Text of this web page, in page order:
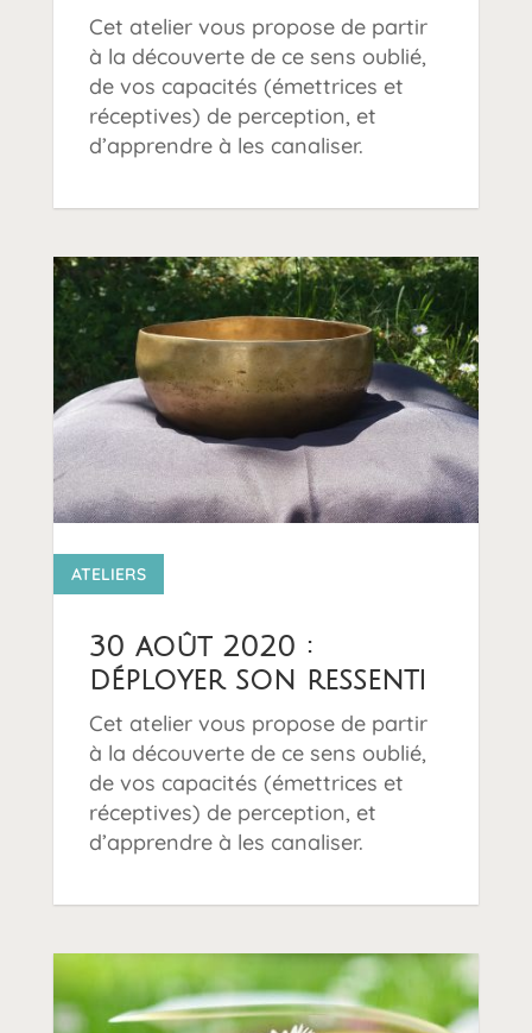
Cet atelier vous propose de partir
à la découverte de ce sens oublié,
de vos capacités (émettrices et
réceptives) de perception, et
d’apprendre à les canaliser.
30 août 2020 :
déployer son ressenti
ATELIERS
Cet atelier vous propose de partir
à la découverte de ce sens oublié,
de vos capacités (émettrices et
réceptives) de perception, et
d’apprendre à les canaliser.
14 0